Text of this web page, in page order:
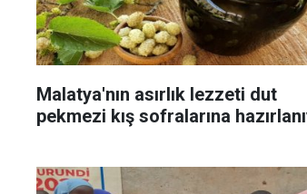
Malatya'nın asırlık lezzeti dut
pekmezi kış sofralarına